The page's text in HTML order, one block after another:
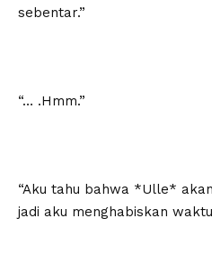
sebentar.”
“… .Hmm.”
“Aku tahu bahwa *Ulle*
jadi aku menghabiskan